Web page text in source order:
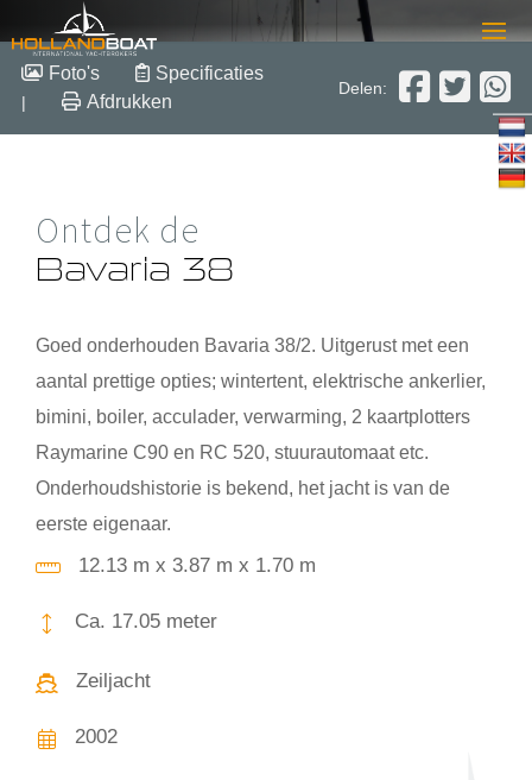
Bavaria 38
Verkocht
Foto's Specificaties
| Afdrukken
Delen:
Ontdek de
Bavaria 38
Goed onderhouden Bavaria 38/2. Uitgerust met een
aantal prettige opties; wintertent, elektrische ankerlier,
bimini, boiler, acculader, verwarming, 2 kaartplotters
Raymarine C90 en RC 520, stuurautomaat etc.
Onderhoudshistorie is bekend, het jacht is van de
eerste eigenaar.
12.13 m x 3.87 m x 1.70 m
Ca. 17.05 meter
Zeiljacht
2002